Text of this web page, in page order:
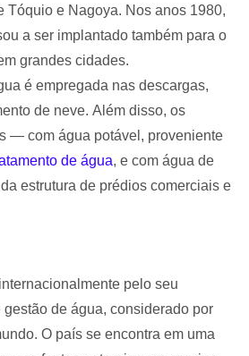
Tóquio e Nagoya. Nos anos 1980,
a ser implantado também para o
grandes cidades.
é empregada nas descargas,
de neve. Além disso, os
— com água potável, proveniente
de água, e com água de
estrutura de prédios comerciais e
pelo seu
de água, considerado por
O país se encontra em uma